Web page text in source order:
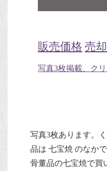
販売価格 売
写真3枚掲載、ク
写真3枚あります。
品は 七宝焼 のなか
骨董品の七宝焼で買